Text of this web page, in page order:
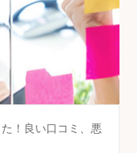
！良い口コミ、悪